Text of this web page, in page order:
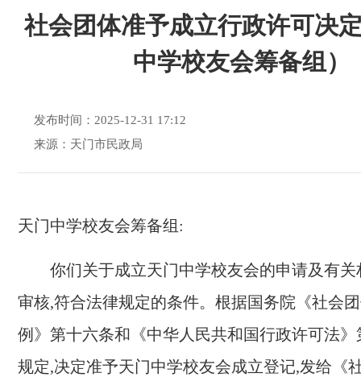
社会团体准予成立行政许可决
中学校友会筹备组）
发布时间：2025-12-31 17:12
来源：天门市民政局
天门中学校友会筹备组 :
你们关于成立天门中学校友会的申请及有
审核,符合法律规定的条件。根据国务院《社会
例》第十六条和《中华人民共和国行政许可法
规定,决定准予天门中学校友会成立登记,发给《